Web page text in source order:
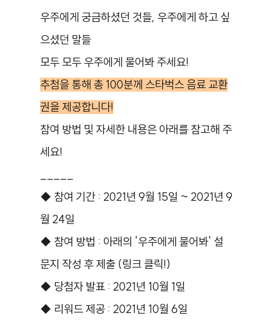
우주에게 궁금하셨던 것들, 우주에게 하고 싶
으셨던 말들
모두 모두 우주에게 물어봐 주세요!
추첨을 통해 총 100분께 스타벅스 음료 교환
권을 제공합니다!
참여 방법 및 자세한 내용은 아래를 참고해 주
세요!
◆ 참여 기간 : 2021년 9월 15일 ~ 2021년 9
월 24일
◆ 참여 방법 : 아래의 '우주에게 물어봐' 설
문지 작성 후 제출 (링크 클릭!)
◆ 당첨자 발표 : 2021년 10월 1일
◆ 리워드 제공 : 2021년 10월 6일